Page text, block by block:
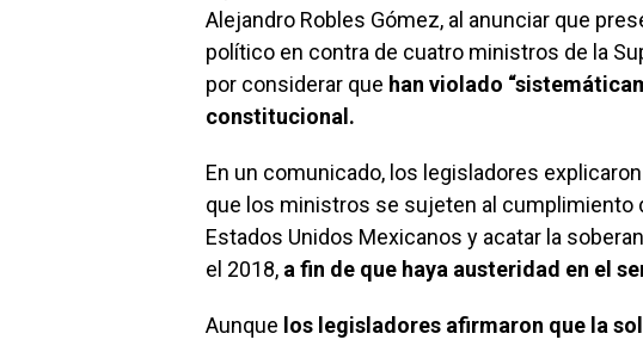
Alejandro Robles Gómez, al anunciar que
político en contra de cuatro ministros de la
por considerar que han violado
constitucional.
En un comunicado, los legisladores
que los ministros se sujeten al cumplimiento
Estados Unidos Mexicanos y acatar la
el 2018, a fin de que haya austeridad en el
Aunque los legisladores afirmaron que la